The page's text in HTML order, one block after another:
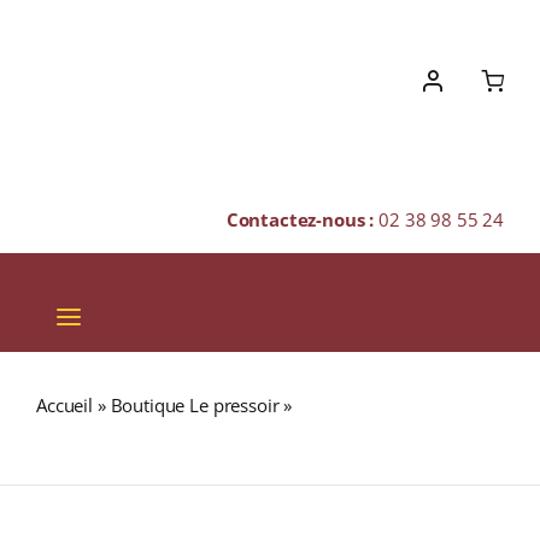
Contactez-nous :02 38 98 55 24
Toggle
Navigation
SPIRITUEUX
Accueil » Boutique Le pressoir»